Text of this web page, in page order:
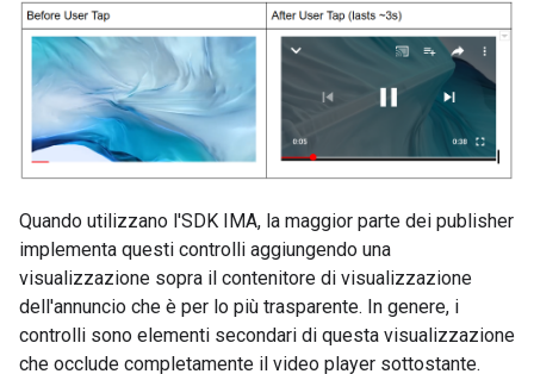
Quando utilizzano l'SDK IMA, la maggior parte dei publisher
implementa questi controlli aggiungendo una
visualizzazione sopra il contenitore di visualizzazione
dell'annuncio che è per lo più trasparente. In genere, i
controlli sono elementi secondari di questa visualizzazione
che occlude completamente il video player sottostante.